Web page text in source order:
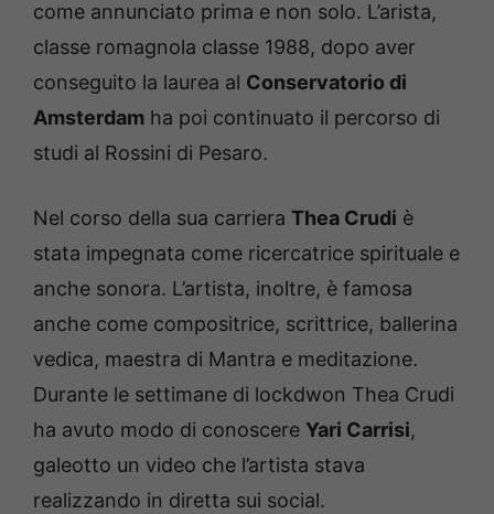
come annunciato prima e non solo. L’arista,
classe romagnola classe 1988, dopo aver
conseguito la laurea al Conservatorio di
Amsterdam ha poi continuato il percorso di
studi al Rossini di Pesaro.
Nel corso della sua carriera Thea Crudi è
stata impegnata come ricercatrice spirituale e
anche sonora. L’artista, inoltre, è famosa
anche come compositrice, scrittrice, ballerina
vedica, maestra di Mantra e meditazione.
Durante le settimane di lockdwon Thea Crudi
ha avuto modo di conoscere Yari Carrisi,
galeotto un video che l’artista stava
realizzando in diretta sui social.